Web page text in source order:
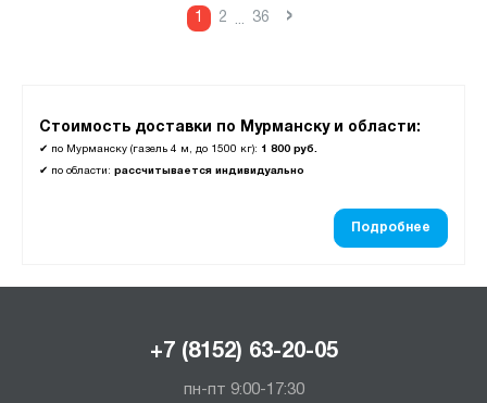
Стоимость доставки по Мурманску и области:
✔ по Мурманску (газель 4 м, до 1500 кг): 1 800 руб.
✔ по области: рассчитывается индивидуально
Подробнее
1 2 ... 36 ›
ШХА
Сбросить
+7 (8152) 63-20-05
пн-пт 9:00-17:30